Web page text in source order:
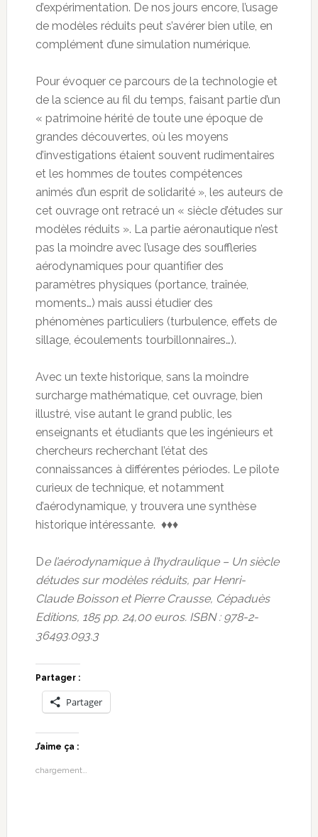
d’expérimentation. De nos jours encore, l’usage
de modèles réduits peut s’avérer bien utile, en
complément d’une simulation numérique.
Pour évoquer ce parcours de la technologie et
de la science au fil du temps, faisant partie d’un
« patrimoine hérité de toute une époque de
grandes découvertes, où les moyens
d’investigations étaient souvent rudimentaires
et les hommes de toutes compétences
animés d’un esprit de solidarité », les auteurs de
cet ouvrage ont retracé un « siècle d’études sur
modèles réduits ». La partie aéronautique n’est
pas la moindre avec l’usage des souffleries
aérodynamiques pour quantifier des
paramètres physiques (portance, traînée,
moments…) mais aussi étudier des
phénomènes particuliers (turbulence, effets de
sillage, écoulements tourbillonnaires…).
Avec un texte historique, sans la moindre
surcharge mathématique, cet ouvrage, bien
illustré, vise autant le grand public, les
enseignants et étudiants que les ingénieurs et
chercheurs recherchant l’état des
connaissances à différentes périodes. Le pilote
curieux de technique, et notamment
d’aérodynamique, y trouvera une synthèse
historique intéressante. ♦♦♦
De l’aérodynamique à l’hydraulique – Un siècle
détudes sur modèles réduits, par Henri-
Claude Boisson et Pierre Crausse, Cépaduès
Editions, 185 pp. 24,00 euros. ISBN : 978-2-
36493.093.3
Partager :
Partager
J’aime ça :
chargement…